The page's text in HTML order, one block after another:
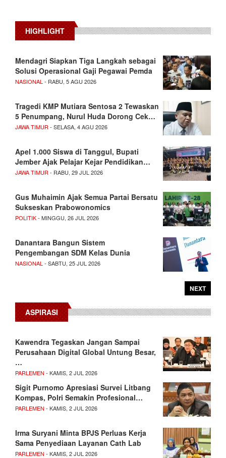
HIGHLIGHT
Mendagri Siapkan Tiga Langkah sebagai
Solusi Operasional Gaji Pegawai Pemda
NASIONAL - RABU, 5 AGU 2026
Tragedi KMP Mutiara Sentosa 2 Tewaskan
5 Penumpang, Nurul Huda Dorong Cek…
JAWA TIMUR - SELASA, 4 AGU 2026
Apel 1.000 Siswa di Tanggul, Bupati
Jember Ajak Pelajar Kejar Pendidikan…
JAWA TIMUR - RABU, 29 JUL 2026
Gus Muhaimin Ajak Semua Partai Bersatu
Sukseskan Prabowonomics
POLITIK- MINGGU, 26 JUL 2026
Danantara Bangun Sistem
Pengembangan SDM Kelas Dunia
NASIONAL - SABTU, 25 JUL 2026
NEXT
ASPIRASI
Kawendra Tegaskan Jangan Sampai
Perusahaan Digital Global Untung Besar,
…
PARLEMEN - KAMIS, 2 JUL 2026
Sigit Purnomo Apresiasi Survei Litbang
Kompas, Polri Semakin Profesional…
PARLEMEN - KAMIS, 2 JUL 2026
Irma Suryani Minta BPJS Perluas Kerja
Sama Penyediaan Layanan Cath Lab
PARLEMEN - KAMIS, 2 JUL 2026